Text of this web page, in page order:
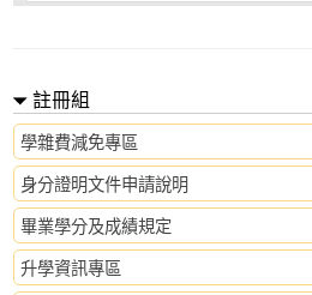
註冊組
學雜費減免專區
身分證明文件申請說明
畢業學分及成績規定
升學資訊專區